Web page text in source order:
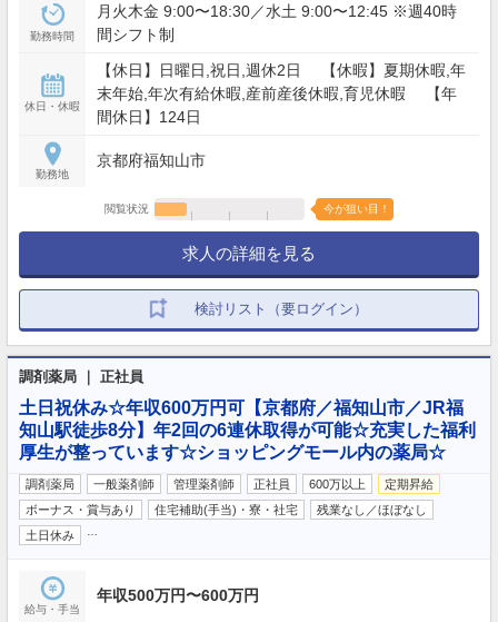
勤務時間
月火木金 9:00〜18:30／水土 9:00〜12:45 ※週40時
間シフト制
休日・休暇
【休日】日曜日,祝日,週休2日 【休暇】夏期休暇,年
末年始,年次有給休暇,産前産後休暇,育児休暇 【年
間休日】124日
勤務地
京都府福知山市
閲覧状況 今が狙い目！
求人の詳細を見る
検討リスト（要ログイン）
調剤薬局 ｜ 正社員
土日祝休み☆年収600万円可【京都府／福知山市／JR福
知山駅徒歩8分】年2回の6連休取得が可能☆充実した福利
厚生が整っています☆ショッピングモール内の薬局☆
調剤薬局 一般薬剤師 管理薬剤師 正社員 600万以上
定期昇給
ボーナス・賞与あり
住宅補助(手当)・寮・社宅
残業なし／ほぼなし
土日休み
給与・手当
年収500万円〜600万円